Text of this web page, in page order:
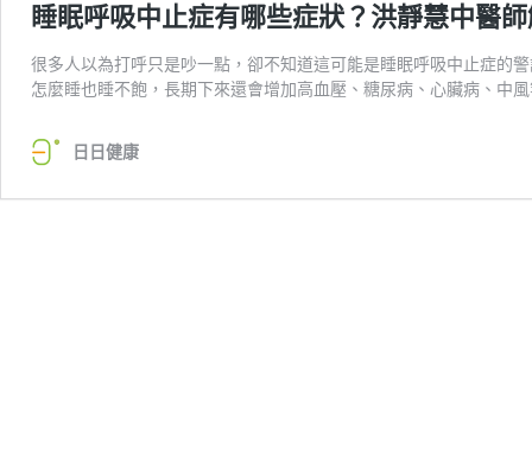
睡眠呼吸中止症有哪些症狀？洪靜慧中醫
很多人以為打呼只是吵一點，卻不知道這可能是睡眠呼吸中止症的
怎麼睡也睡不飽，長期下來還會增加高血壓、糖尿病、心臟病、中
日日健康